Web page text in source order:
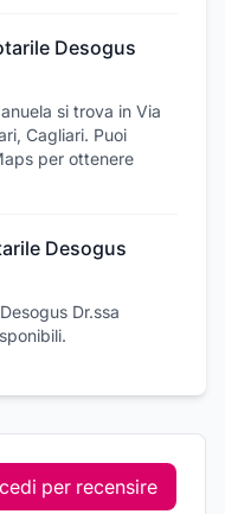
Desogus
si trova in Via
Cagliari. Puoi
per ottenere
Desogus
Dr.ssa
per recensire